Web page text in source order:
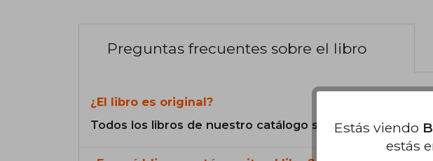
Preguntas frecuentes sobre el libro
¿El libro es original?
Todos los libros de nuestro catálogo son Originales.
Estás viendo
estás